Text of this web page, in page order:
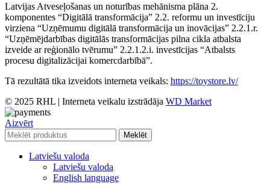
Latvijas Atveseļošanas un noturības mehānisma plāna 2.
komponentes “Digitālā transformācija” 2.2. reformu un investīciju
virziena “Uzņēmumu digitālā transformācija un inovācijas” 2.2.1.r.
“Uzņēmējdarbības digitālās transformācijas pilna cikla atbalsta
izveide ar reģionālo tvērumu” 2.2.1.2.i. investīcijas “Atbalsts
procesu digitalizācijai komercdarbībā”.
Tā rezultātā tika izveidots interneta veikals: https://toystore.lv/
© 2025 RHL | Interneta veikalu izstrādāja WD Market
Aizvērt
Meklēt
Latviešu valoda
Latviešu valoda
English language